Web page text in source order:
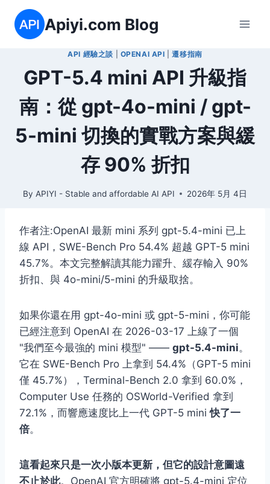
content
Apiyi.com Blog
API 經驗之談 OPENAI API |遷移指南
GPT-5.4 mini API 升級指
南：從 gpt-4o-mini / gpt-
5-mini 切換的實戰方案與緩
存 90% 折扣
By APIYI - Stable and affordable AI API 2026年 5月 4日
作者注:OpenAI 最新 mini 系列 gpt-5.4-mini 已上
線 API，SWE-Bench Pro 54.4% 超越 GPT-5 mini
45.7%。本文完整解讀其能力躍升、緩存輸入 90%
折扣、與 4o-mini/5-mini 的升級取捨。
如果你還在用 gpt-4o-mini 或 gpt-5-mini，你可能
已經注意到 OpenAI 在 2026-03-17 上線了一個
"我們至今最強的 mini 模型" —— gpt-5.4-mini。
它在 SWE-Bench Pro 上拿到 54.4%（GPT-5 mini
僅 45.7%），Terminal-Bench 2.0 拿到 60.0%，
Computer Use 任務的 OSWorld-Verified 拿到
72.1%，而響應速度比上一代 GPT-5 mini快了一
倍。
這看起來只是一次小版本更新，但它的設計意圖遠
不止於此。OpenAI 官方明確將 gpt-5.4-mini 定位